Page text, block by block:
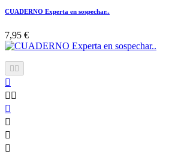
CUADERNO Experta en sospechar..
7,95 €


 



